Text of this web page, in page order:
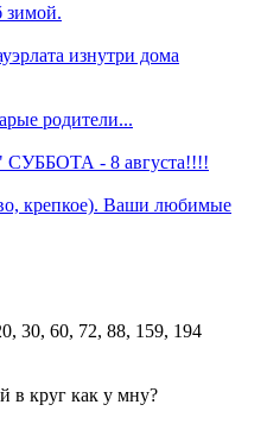
зимой.
изнутри дома
родители...
СУББОТА - 8 августа!!!!
крепкое). Ваши любимые
в круг как у мну?